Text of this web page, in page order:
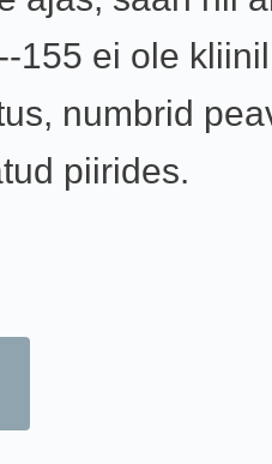
155 ei ole
numbrid
piirides.